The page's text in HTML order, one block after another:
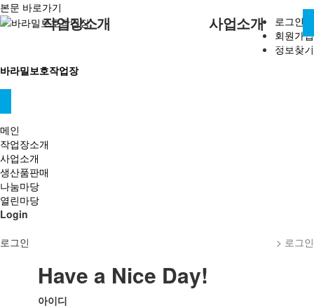
본문 바로가기
로그인
회원가입
정보찾기
바라밀보호작업장
작업장소개 사업소개
메인
작업장소개
사업소개
생산품판매
나눔마당
열린마당
Login
> 로그인
로그인
Have a Nice Day!
아이디